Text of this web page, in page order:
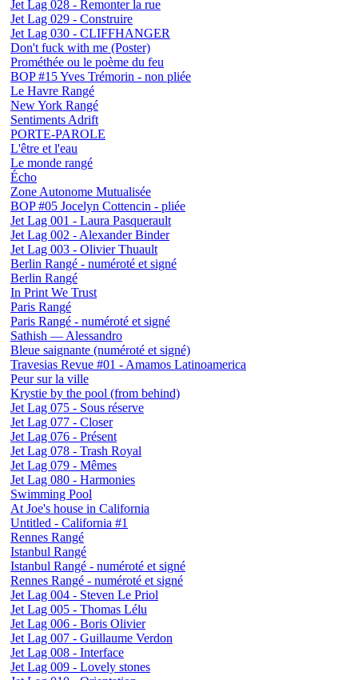
Jet Lag 028 - Remonter la rue
Jet Lag 029 - Construire
Jet Lag 030 - CLIFFHANGER
Don't fuck with me (Poster)
Prométhée ou le poème du feu
BOP #15 Yves Trémorin - non pliée
Le Havre Rangé
New York Rangé
Sentiments Adrift
PORTE-PAROLE
L'être et l'eau
Le monde rangé
Écho
Zone Autonome Mutualisée
BOP #05 Jocelyn Cottencin - pliée
Jet Lag 001 - Laura Pasquerault
Jet Lag 002 - Alexander Binder
Jet Lag 003 - Olivier Thuault
Berlin Rangé - numéroté et signé
Berlin Rangé
In Print We Trust
Paris Rangé
Paris Rangé - numéroté et signé
Sathish — Alessandro
Bleue saignante (numéroté et signé)
Travesias Revue #01 - Amamos Latinoamerica
Peur sur la ville
Krystie by the pool (from behind)
Jet Lag 075 - Sous réserve
Jet Lag 077 - Closer
Jet Lag 076 - Présent
Jet Lag 078 - Trash Royal
Jet Lag 079 - Mêmes
Jet Lag 080 - Harmonies
Swimming Pool
At Joe's house in California
Untitled - California #1
Rennes Rangé
Istanbul Rangé
Istanbul Rangé - numéroté et signé
Rennes Rangé - numéroté et signé
Jet Lag 004 - Steven Le Priol
Jet Lag 005 - Thomas Lélu
Jet Lag 006 - Boris Olivier
Jet Lag 007 - Guillaume Verdon
Jet Lag 008 - Interface
Jet Lag 009 - Lovely stones